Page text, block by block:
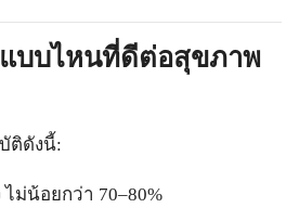
บบไหนที่ดีต่อสุขภาพ
ติดังนี้:
ม่น้อยกว่า 70–80%